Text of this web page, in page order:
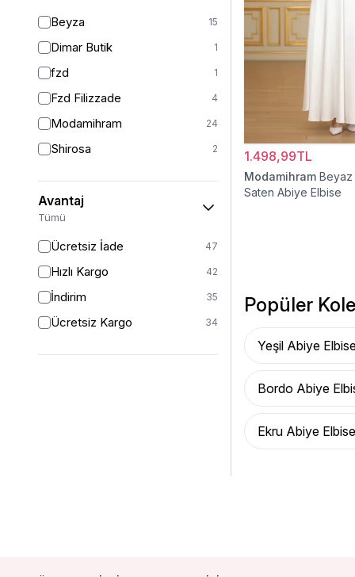
Beyza 15
Dimar Butik 1
fzd 1
Fzd Filizzade 4
Modamihram 24
Shirosa 2
Avantaj
Tümü
Ücretsiz İade 47
Hızlı Kargo 42
İndirim 35
Ücretsiz Kargo 34
1.498,99TL
Modamihram Beyaz
Saten Abiye Elbise
Popüler
Yeşil Abiye
Bordo Abiye
Ekru Abiye Elbise